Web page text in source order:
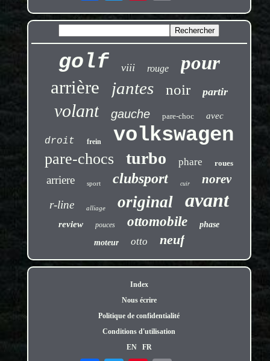
golf viii rouge pour
arrière jantes noir partir
volant gauche pare-choc avec
droit frein volkswagen
pare-chocs turbo phare roues
arriere sport clubsport cuir norev
r-line alliage original avant
review pouces ottomobile
phase
moteur
otto neuf
Index
Nous écrire
Politique de confidentialité
Conditions d'utilisation
EN
FR